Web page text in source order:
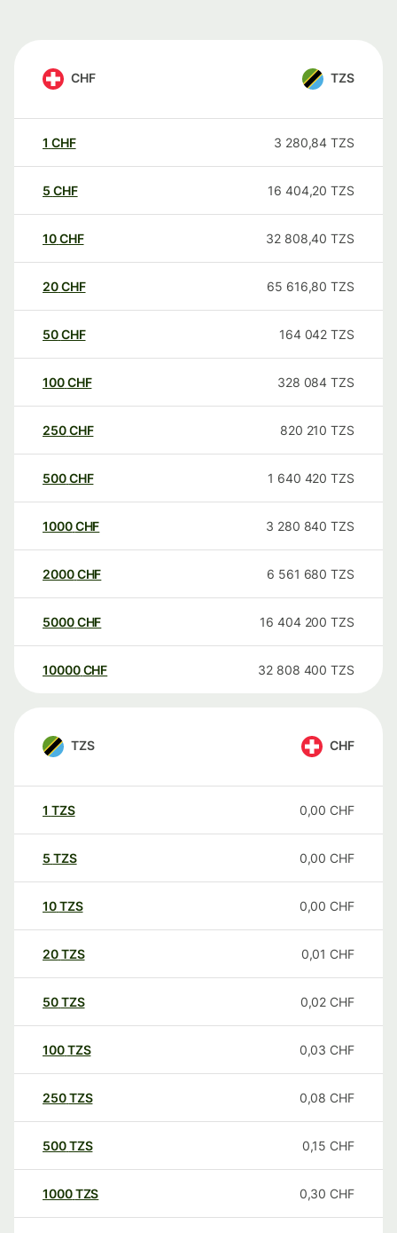
CHF TZS
1 CHF 3 280,84 TZS
5 CHF 16 404,20 TZS
10CHF 32 808,40 TZS
20CHF 65 616,80 TZS
50CHF 164 042 TZS
100CHF 328 084 TZS
250CHF 820 210 TZS
500CHF 1 640 420 TZS
1000CHF 3 280 840 TZS
2000CHF 6 561 680 TZS
5000CHF 16 404 200 TZS
10000 CHF 32 808 400 TZS
TZS CHF
1 TZS 0,00 CHF
5 TZS 0,00 CHF
10TZS 0,00 CHF
20TZS 0,01 CHF
50TZS 0,02 CHF
100TZS 0,03 CHF
250TZS 0,08 CHF
500TZS 0,15 CHF
1000TZS 0,30 CHF